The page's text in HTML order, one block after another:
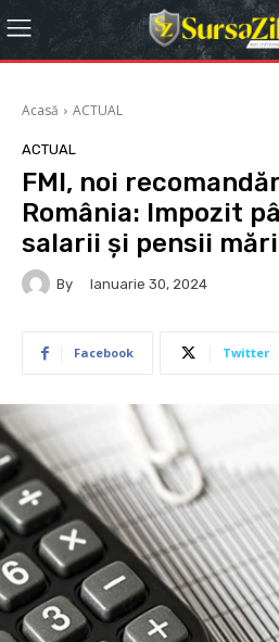
Acasă ACTUAL
ACTUAL
FMI, noi
România: Impozit
salarii și pensii
By Ianuarie 30, 2024
Facebook Twitter